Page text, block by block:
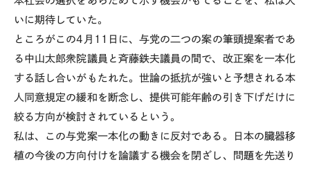
いに期待していた。
ところがこの4月11日に、与党の二つの案の筆頭提案者であ
る中山太郎衆院議員と斉藤鉄夫議員の間で、改正案を一本化
する話し合いがもたれた。世論の抵抗が強いと予想される本
人同意規定の緩和を断念し、提供可能年齢の引き下げだけに
絞る方向が検討されているという。
私は、この与党案一本化の動きに反対である。日本の臓器移
植の今後の方向付けを論議する機会を閉ざし、問題を先送り